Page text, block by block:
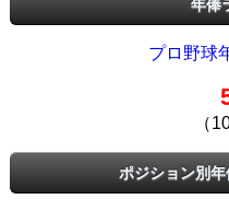
年俸
プロ野球
（
ポジション別年